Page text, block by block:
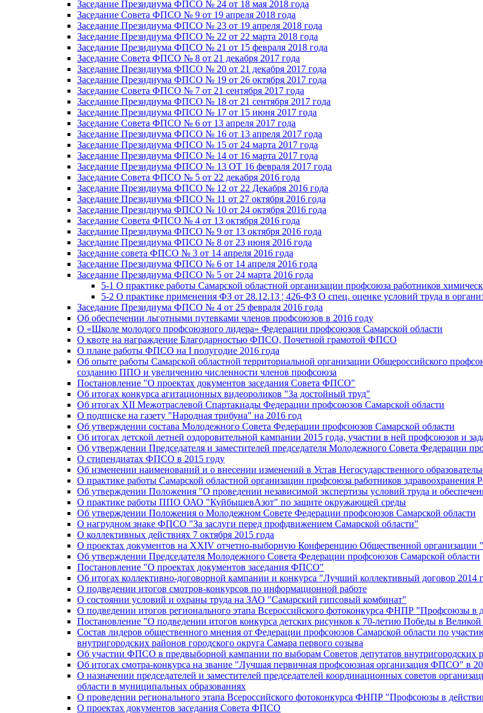
Заседание Президиума ФПСО № 24 от 18 мая 2018 года
Заседание Совета ФПСО № 9 от 19 апреля 2018 года
Заседание Президиума ФПСО № 23 от 19 апреля 2018 года
Заседание Президиума ФПСО № 22 от 22 марта 2018 года
Заседание Президиума ФПСО № 21 от 15 февраля 2018 года
Заседание Совета ФПСО № 8 от 21 декабря 2017 года
Заседание Президиума ФПСО № 20 от 21 декабря 2017 года
Заседание Президиума ФПСО № 19 от 26 октября 2017 года
Заседание Совета ФПСО № 7 от 21 сентября 2017 года
Заседание Президиума ФПСО № 18 от 21 сентября 2017 года
Заседание Президиума ФПСО № 17 от 15 июня 2017 года
Заседание Совета ФПСО № 6 от 13 апреля 2017 года
Заседание Президиума ФПСО № 16 от 13 апреля 2017 года
Заседание Президиума ФПСО № 15 от 24 марта 2017 года
Заседание Президиума ФПСО № 14 от 16 марта 2017 года
Заседание Президиума ФПСО № 13 ОТ 16 февраля 2017 года
Заседание Совета ФПСО № 5 от 22 декабря 2016 года
Заседание Президиума ФПСО № 12 от 22 Декабря 2016 года
Заседание Президиума ФПСО № 11 от 27 октября 2016 года
Заседание Президиума ФПСО № 10 от 24 октября 2016 года
Заседание Совета ФПСО № 4 от 13 октября 2016 года
Заседание Президиума ФПСО № 9 от 13 октября 2016 года
Заседание Президиума ФПСО № 8 от 23 июня 2016 года
Заседание совета ФПСО № 3 от 14 апреля 2016 года
Заседание Президиума ФПСО № 6 от 14 апреля 2016 года
Заседание Президиума ФПСО № 5 от 24 марта 2016 года
5-1 О практике работы Самарской областной организации профсоюза работников
5-2 О практике применения ФЗ от 28.12.13 ¦ 426-ФЗ О спец. оценке условий труда в
Заседание Президиума ФПСО № 4 от 25 февраля 2016 года
Об обеспечении льготными путевками членов профсоюзов в 2016 году
О «Школе молодого профсоюзного лидера» Федерации профсоюзов Самарской области
О квоте на награждение Благодарностью ФПСО, Почетной грамотой ФПСО
О плане работы ФПСО на I полугодие 2016 года
Об опыте работы Самарской областной территориальной организации Общероссийского
созданию ППО и увеличению численности членов профсоюза
Постановление "О проектах документов заседания Совета ФПСО"
Об итогах конкурса агитационных видеороликов "За достойный труд"
Об итогах XII Межотраслевой Спартакиады Федерации профсоюзов Самарской области
О подписке на газету "Народная трибуна" на 2016 год
Об утверждении состава Молодежного Совета Федерации профсоюзов Самарской области
Об итогах детской летней оздоровительной кампании 2015 года, участии в ней профсоюзов и
Об утверждении Председателя и заместителей председателя Молодежного Совета Федерации
О стипендиатах ФПСО в 2015 году
Об изменении наименований и о внесении изменений в Устав Негосударственного
О практике работы Самарской областной организации профсоюза работников
Об утверждении Положения "О проведении независимой экспертизы условий труда и
О практике работы ППО ОАО "КуйбышевАзот" по защите окружающей среды
Об утверждении Положения о Молодежном Совете Федерации профсоюзов Самарской области
О нагрудном знаке ФПСО "За заслуги перед профдвижением Самарской области"
О коллективных действиях 7 октября 2015 года
О проектах документов на XXIV отчетно-выборную Конференцию Общественной организации
Об утверждении Председателя Молодежного Совета Федерации профсоюзов Самарской области
Постановление "О проектах документов заседания ФПСО"
Об итогах коллективно-договорной кампании и конкурса "Лучший коллективный договор 2014
О подведении итогов смотров-конкурсов по информационной работе
О состоянии условий и охраны труда на ЗАО "Самарский гипсовый комбинат"
О подведении итогов регионального этапа Всероссийского фотоконкурса ФНПР "Профсоюзы в
Постановление "О подведении итогов конкурса детских рисунков к 70-летию Победы в
Состав лидеров общественного мнения от Федерации профсоюзов Самарской области по
внутригородских районов городского округа Самара первого созыва
Об участии ФПСО в предвыборной кампании по выборам Советов депутатов внутригородских
Об итогах смотра-конкурса на звание "Лучшая первичная профсоюзная организация ФПСО" в
О назначении председателей и заместителей председателей координационных советов
области в муниципальных образованиях
О проведении регионального этапа Всероссийского фотоконкурса ФНПР "Профсоюзы в
О проектах документов заседания Совета ФПСО